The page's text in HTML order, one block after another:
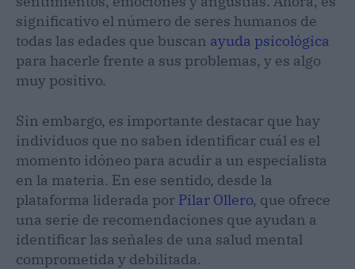
significativo el número de seres humanos de
todas las edades que buscan ayuda psicológica
para hacerle frente a sus problemas, y es algo
muy positivo.
Sin embargo, es importante destacar que hay
individuos que no saben identificar cuál es el
momento idóneo para acudir a un especialista
en la materia. En ese sentido, desde la
plataforma liderada por Pilar Ollero, que ofrece
una serie de recomendaciones que ayudan a
identificar las señales de una salud mental
comprometida y debilitada.